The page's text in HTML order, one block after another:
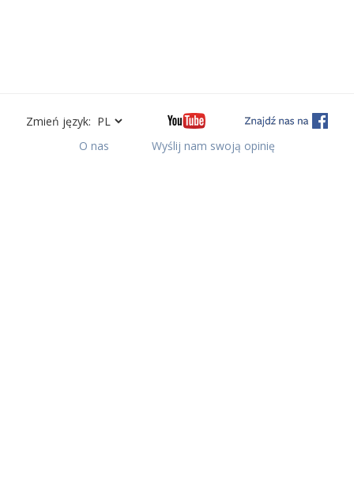
Zmień język:
O nas
Wyślij nam swoją opinię